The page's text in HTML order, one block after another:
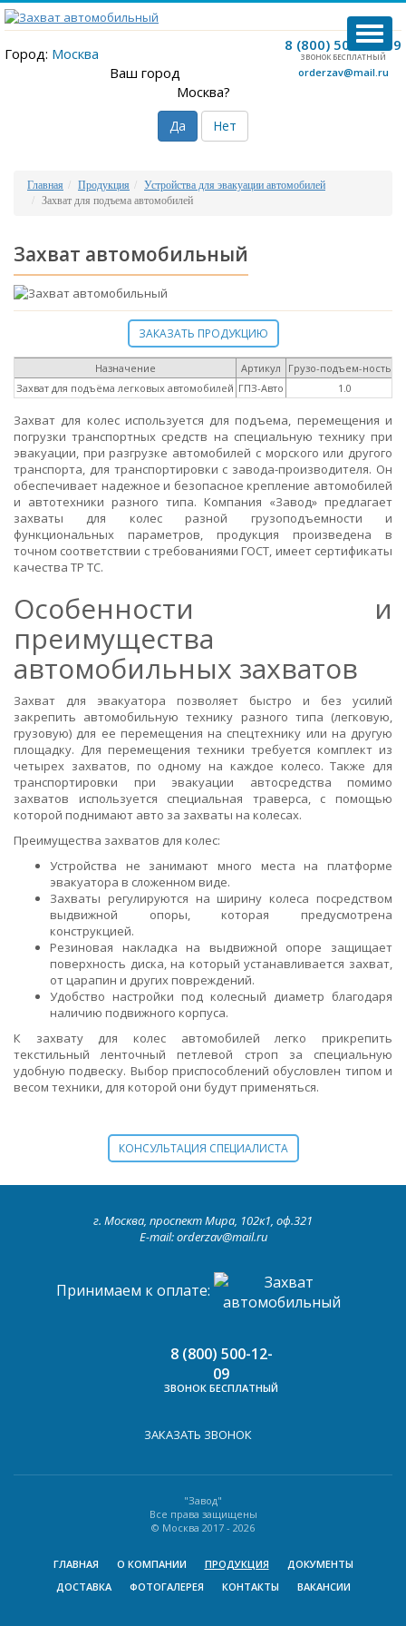
8 (800) 500-12-09
ЗВОНОК БЕСПЛАТНЫЙ
orderzav@mail.ru
Город: Москва
Ваш город
Москва?
Да Нет
Главная Продукция
Устройства для эвакуации автомобилей
Захват для подъема автомобилей
Захват автомобильный
ЗАКАЗАТЬ ПРОДУКЦИЮ
Назначение Артикул
Грузо-подъем-ность, т
Захват для подъёма легковых автомобилей ГПЗ-Авто 1.0
Захват для колес используется для подъема, перемещения и
погрузки транспортных средств на специальную технику при
эвакуации, при разгрузке автомобилей с морского или другого
транспорта, для транспортировки с завода-производителя. Он
обеспечивает надежное и безопасное крепление автомобилей
и автотехники разного типа. Компания «Завод» предлагает
захваты для колес разной грузоподъемности и
функциональных параметров, продукция произведена в
точном соответствии с требованиями ГОСТ, имеет сертификаты
качества ТР ТС.
Особенности и
преимущества
автомобильных захватов
Захват для эвакуатора позволяет быстро и без усилий
закрепить автомобильную технику разного типа (легковую,
грузовую) для ее перемещения на спецтехнику или на другую
площадку. Для перемещения техники требуется комплект из
четырех захватов, по одному на каждое колесо. Также для
транспортировки при эвакуации автосредства помимо
захватов используется специальная траверса, с помощью
которой поднимают авто за захваты на колесах.
Преимущества захватов для колес:
Устройства не занимают много места на платформе
эвакуатора в сложенном виде.
Захваты регулируются на ширину колеса посредством
выдвижной опоры, которая предусмотрена
конструкцией.
Резиновая накладка на выдвижной опоре защищает
поверхность диска, на который устанавливается захват,
от царапин и других повреждений.
Удобство настройки под колесный диаметр благодаря
наличию подвижного корпуса.
К захвату для колес автомобилей легко прикрепить
текстильный ленточный петлевой строп за специальную
удобную подвеску. Выбор приспособлений обусловлен типом и
весом техники, для которой они будут применяться.
КОНСУЛЬТАЦИЯ СПЕЦИАЛИСТА
г. Москва, проспект Мира, 102к1, оф.321
E-mail: orderzav@mail.ru
Принимаем к оплате:
8 (800) 500-12-
09
ЗВОНОК БЕСПЛАТНЫЙ
ЗАКАЗАТЬ ЗВОНОК
"Завод"
Все права защищены
© Москва 2017 - 2026
ГЛАВНАЯ О КОМПАНИИ ПРОДУКЦИЯ
ДОКУМЕНТЫ
ДОСТАВКА
ФОТОГАЛЕРЕЯ КОНТАКТЫ ВАКАНСИИ